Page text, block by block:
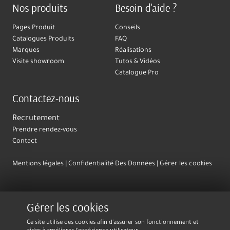
Nos produits
Pages Produit
Catalogues Produits
Marques
Visite showroom
Besoin d'aide ?
Conseils
FAQ
Réalisations
Tutos & Vidéos
Catalogue Pro
Contactez-nous
Recrutement
Prendre rendez-vous
Contact
Mentions légales Confidentialité Des Données Gérer les cookies
Gérer les cookies
Ce site utilise des cookies afin d'assurer son fonctionnement et